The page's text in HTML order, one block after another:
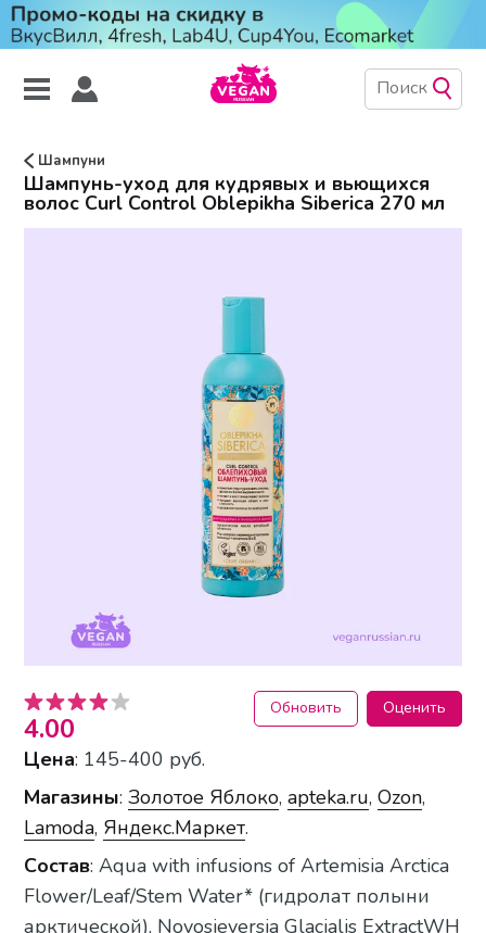
Шампуни
Шампунь-уход для кудрявых и вьющихся
волос Curl Control Oblepikha Siberica 270 мл
4.00
Обновить Оценить
Цена: 145-400 руб.
Магазины:Золотое Яблоко,apteka.ru,Ozon,
Lamoda, Яндекс.Маркет.
Состав: Aqua with infusions of Artemisia Arctica
Flower/Leaf/Stem Water* (гидролат полыни
арктической), Novosieversia Glacialis ExtractWH